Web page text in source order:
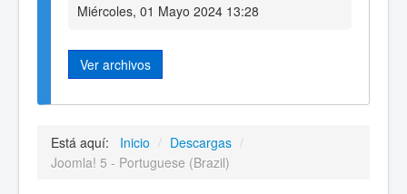
Miércoles, 01 Mayo 2024 13:28
Ver archivos
Está aquí: Inicio / Descargas /
Joomla! 5 - Portuguese (Brazil)